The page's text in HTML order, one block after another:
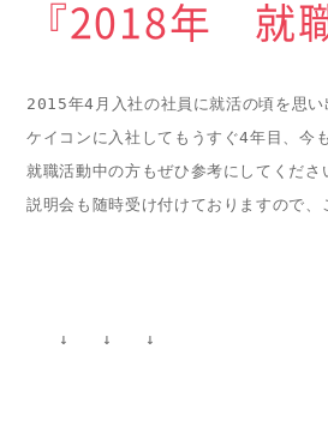
『2018年 就
2015年4月入社の社員に就活の頃を思い
ケイコンに入社してもうすぐ4年目、今
就職活動中の方もぜひ参考にしてくだ